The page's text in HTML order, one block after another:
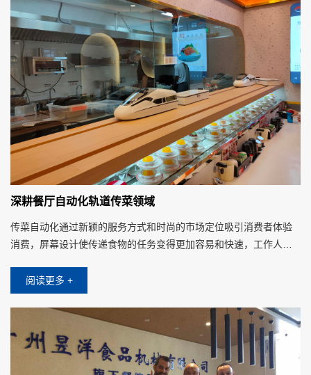
深耕餐厅自动化轨道传菜领域
传菜自动化通过新颖的服务方式和时尚的市场定位吸引消费者体验
消费，屏幕设计使传递食物的任务变得更加容易和快速，工作人员
要其他操作设置
阅读更多 +